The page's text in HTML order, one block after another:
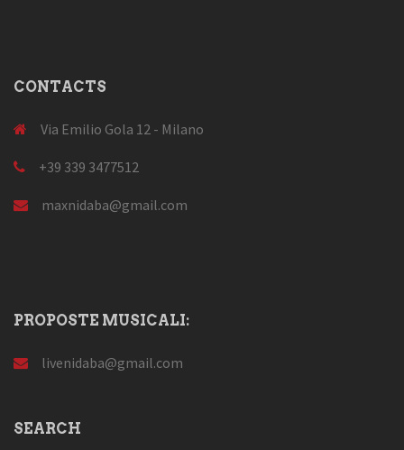
CONTACTS
Via Emilio Gola 12 - Milano
+39 339 3477512
maxnidaba@gmail.com
PROPOSTE MUSICALI:
livenidaba@gmail.com
SEARCH